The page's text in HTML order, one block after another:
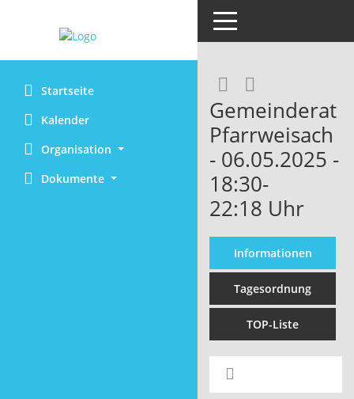
Startseite
Kalender
Organisation
Dokumente
Toggle navigation
Gemeinderat
Pfarrweisach
- 06.05.2025 -
18:30-
22:18 Uhr
Informationen
Tagesordnung
TOP-Liste